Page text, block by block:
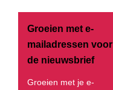
Groeien met e-
mailadressen voor
de nieuwsbrief
Groeien met je e-